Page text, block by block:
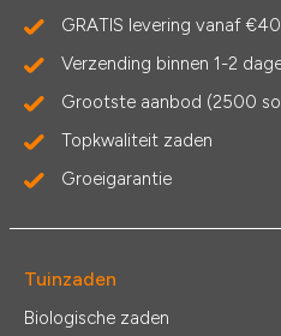
GRATIS levering vanaf
Verzending binnen 1-2
Grootste aanbod (2500
Topkwaliteit zaden
Groeigarantie
Tuinzaden
Biologische zaden